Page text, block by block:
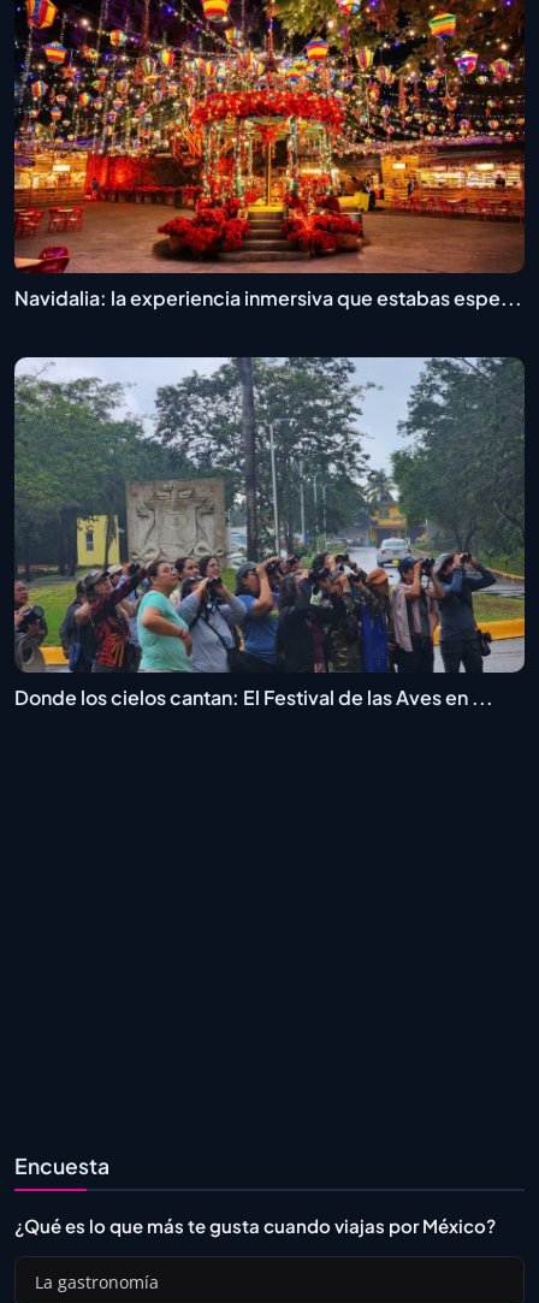
Navidalia: la experiencia inmersiva que estabas espe...
Donde los cielos cantan: El Festival de las Aves en ...
Encuesta
¿Qué es lo que más te gusta cuando viajas por México?
La gastronomía